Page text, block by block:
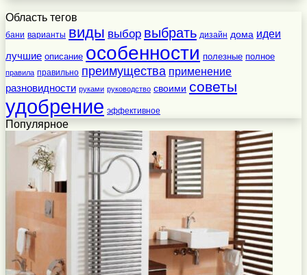
Область тегов
бани варианты виды выбор выбрать дизайн дома идеи
лучшие описание особенности полезные полное
правила правильно преимущества применение
разновидности руками руководство своими советы
удобрение эффективное
Популярное